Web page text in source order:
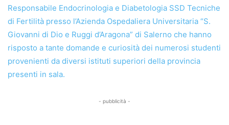
Responsabile Endocrinologia e Diabetologia SSD Tecniche
di Fertilità presso l’Azienda Ospedaliera Universitaria “S.
Giovanni di Dio e Ruggi d’Aragona” di Salerno che hanno
risposto a tante domande e curiosità dei numerosi studenti
provenienti da diversi istituti superiori della provincia
presenti in sala.
- pubblicità -